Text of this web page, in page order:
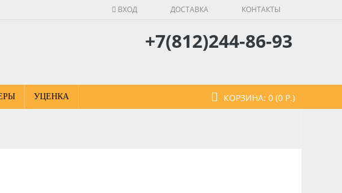
КОНТАКТЫ
ДОСТАВКА
ВХОД
+7(812)244-86-93
КОРЗИНА: 0 (0 Р.)
УЦЕНКА